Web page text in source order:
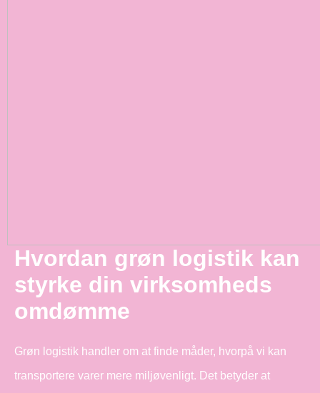
Hvordan grøn logistik kan
styrke din virksomheds
omdømme
Grøn logistik handler om at finde måder, hvorpå vi kan
transportere varer mere miljøvenligt. Det betyder at